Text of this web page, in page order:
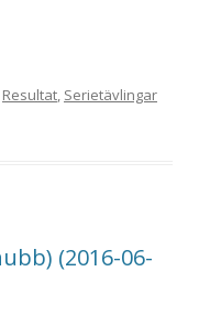
Resultat, Serietävlingar
(2016-06-